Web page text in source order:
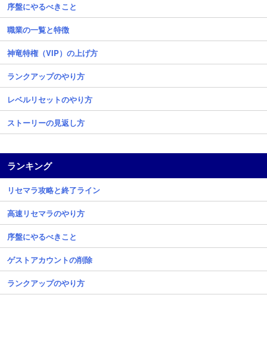
序盤にやるべきこと
職業の一覧と特徴
神竜特権（VIP）の上げ方
ランクアップのやり方
レベルリセットのやり方
ストーリーの見返し方
ランキング
リセマラ攻略と終了ライン
高速リセマラのやり方
序盤にやるべきこと
ゲストアカウントの削除
ランクアップのやり方